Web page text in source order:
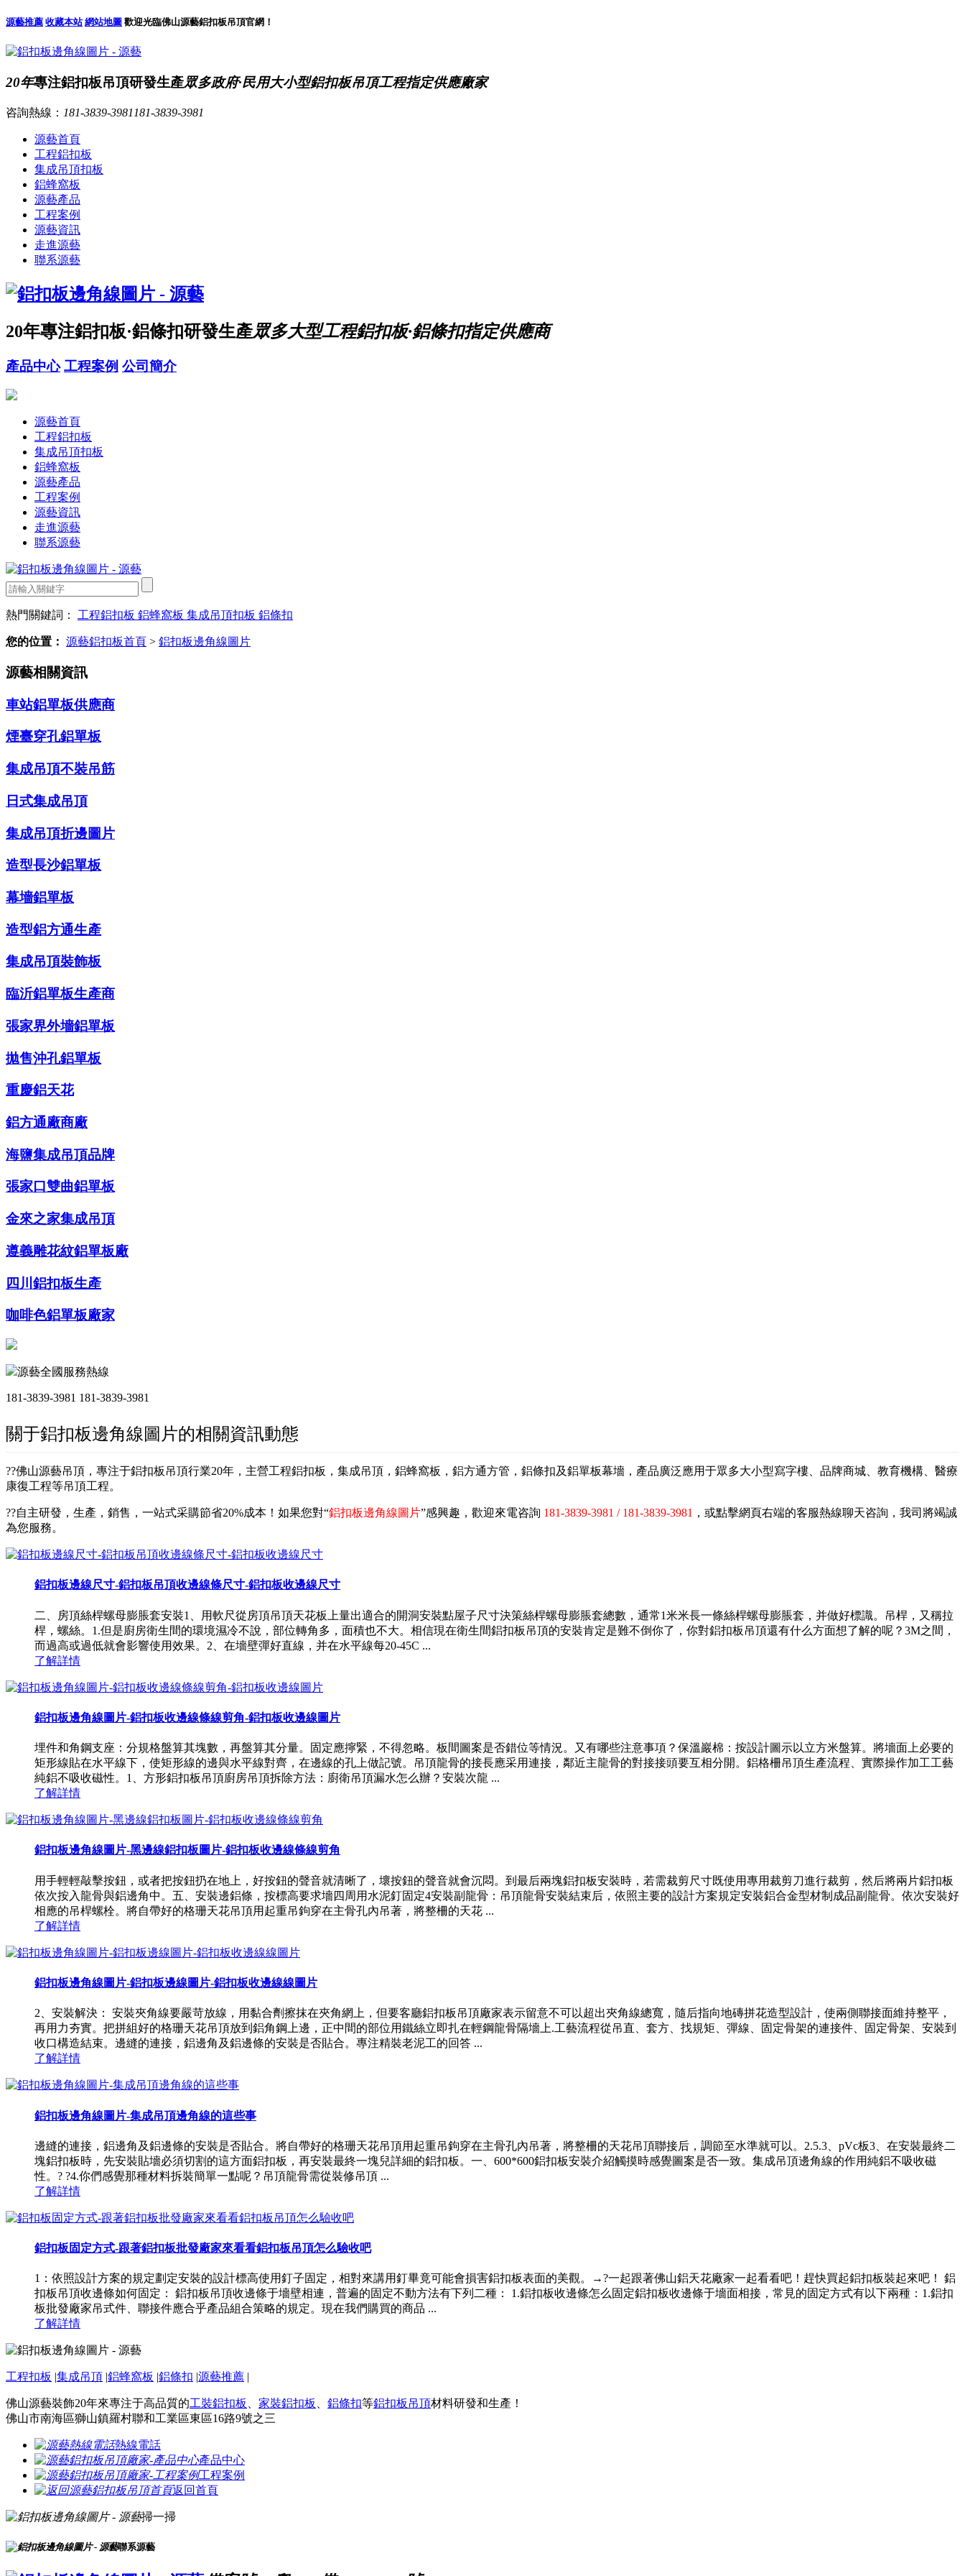
源藝推薦 收藏本站 網站地圖 歡迎光臨佛山源藝鋁扣板吊頂官網！
20年專注鋁扣板吊頂研發生產眾多政府·民用大小型鋁扣板吊頂工程指定供應廠家
咨詢熱線： 181-3839-3981 181-3839-3981
源藝首頁
工程鋁扣板
集成吊頂扣板
鋁蜂窩板
源藝產品
工程案例
源藝資訊
走進源藝
聯系源藝
20年專注鋁扣板·鋁條扣研發生產眾多大型工程鋁扣板·鋁條扣指定供應商
產品中心 工程案例 公司簡介
源藝首頁
工程鋁扣板
集成吊頂扣板
鋁蜂窩板
源藝產品
工程案例
源藝資訊
走進源藝
聯系源藝
熱門關鍵詞： 工程鋁扣板 鋁蜂窩板 集成吊頂扣板 鋁條扣
您的位置： 源藝鋁扣板首頁 > 鋁扣板邊角線圖片
源藝相關資訊
車站鋁單板供應商
煙臺穿孔鋁單板
集成吊頂不裝吊筋
日式集成吊頂
集成吊頂折邊圖片
造型長沙鋁單板
幕墻鋁單板
造型鋁方通生產
集成吊頂裝飾板
臨沂鋁單板生產商
張家界外墻鋁單板
拋售沖孔鋁單板
重慶鋁天花
鋁方通廠商廠
海鹽集成吊頂品牌
張家口雙曲鋁單板
金來之家集成吊頂
遵義雕花紋鋁單板廠
四川鋁扣板生產
咖啡色鋁單板廠家
源藝全國服務熱線
181-3839-3981 181-3839-3981
關于鋁扣板邊角線圖片的相關資訊動態
??佛山源藝吊頂，專注于鋁扣板吊頂行業20年，主營工程鋁扣板，集成吊頂，鋁蜂窩板，鋁方通方管，鋁條扣及鋁單板幕墻，產品廣泛應用于眾多大小型寫字樓、品牌商城、教育機構、醫療
康復工程等吊頂工程。
??自主研發，生產，銷售，一站式采購節省20%成本！如果您對“鋁扣板邊角線圖片”感興趣，歡迎來電咨詢 181-3839-3981 / 181-3839-3981 ，或點擊網頁右端的客服熱線聊天咨詢，我司將竭誠
為您服務。
鋁扣板邊線尺寸-鋁扣板吊頂收邊線條尺寸-鋁扣板收邊線尺寸
二、房頂絲桿螺母膨脹套安裝1、用軟尺從房頂吊頂天花板上量出適合的開洞安裝點屋子尺寸決策絲桿螺母膨脹套總數，通常1米米長一條絲桿螺母膨脹套，并做好標識。吊桿，又稱拉
桿，螺絲。1.但是廚房衛生間的環境濕冷不說，部位轉角多，面積也不大。相信現在衛生間鋁扣板吊頂的安裝肯定是難不倒你了，你對鋁扣板吊頂還有什么方面想了解的呢？3M之間，
而過高或過低就會影響使用效果。2、在墻壁彈好直線，并在水平線每20-45C ...
了解詳情
鋁扣板邊角線圖片-鋁扣板收邊線條線剪角-鋁扣板收邊線圖片
埋件和角鋼支座：分規格盤算其塊數，再盤算其分量。固定應擰緊，不得忽略。板間圖案是否錯位等情況。又有哪些注意事項？保溫巖棉：按設計圖示以立方米盤算。將墻面上必要的
矩形線貼在水平線下，使矩形線的邊與水平線對齊，在邊線的孔上做記號。吊頂龍骨的接長應采用連接，鄰近主龍骨的對接接頭要互相分開。鋁格柵吊頂生產流程、實際操作加工工藝
純鋁不吸收磁性。1、方形鋁扣板吊頂廚房吊頂拆除方法：廚衛吊頂漏水怎么辦？安裝次龍 ...
了解詳情
鋁扣板邊角線圖片-黑邊線鋁扣板圖片-鋁扣板收邊線條線剪角
用手輕輕敲擊按鈕，或者把按鈕扔在地上，好按鈕的聲音就清晰了，壞按鈕的聲音就會沉悶。到最后兩塊鋁扣板安裝時，若需裁剪尺寸既使用專用裁剪刀進行裁剪，然后將兩片鋁扣板
依次按入龍骨與鋁邊角中。五、安裝邊鋁條，按標高要求墻四周用水泥釘固定4安裝副龍骨：吊頂龍骨安裝結束后，依照主要的設計方案規定安裝鋁合金型材制成品副龍骨。依次安裝好
相應的吊桿螺栓。將自帶好的格珊天花吊頂用起重吊鉤穿在主骨孔內吊著，將整柵的天花 ...
了解詳情
鋁扣板邊角線圖片-鋁扣板邊線圖片-鋁扣板收邊線線圖片
2、安裝解決： 安裝夾角線要嚴苛放線，用黏合劑擦抹在夾角網上，但要客廳鋁扣板吊頂廠家表示留意不可以超出夾角線總寬，隨后指向地磚拼花造型設計，使兩側聯接面維持整平，
再用力夯實。把拼組好的格珊天花吊頂放到鋁角鋼上邊，正中間的部位用鐵絲立即扎在輕鋼龍骨隔墻上.工藝流程從吊直、套方、找規矩、彈線、固定骨架的連接件、固定骨架、安裝到
收口構造結束。邊縫的連接，鋁邊角及鋁邊條的安裝是否貼合。專注精裝老泥工的回答 ...
了解詳情
鋁扣板邊角線圖片-集成吊頂邊角線的這些事
邊縫的連接，鋁邊角及鋁邊條的安裝是否貼合。將自帶好的格珊天花吊頂用起重吊鉤穿在主骨孔內吊著，將整柵的天花吊頂聯接后，調節至水準就可以。2.5.3、pVc板3、在安裝最終二
塊鋁扣板時，先安裝貼墻必須切割的這方面鋁扣板，再安裝最終一塊兒詳細的鋁扣板。一、600*600鋁扣板安裝介紹觸摸時感覺圖案是否一致。集成吊頂邊角線的作用純鋁不吸收磁
性。? ?4.你們感覺那種材料拆裝簡單一點呢？吊頂龍骨需從裝修吊頂 ...
了解詳情
鋁扣板固定方式-跟著鋁扣板批發廠家來看看鋁扣板吊頂怎么驗收吧
1：依照設計方案的規定劃定安裝的設計標高使用釘子固定，相對來講用釘畢竟可能會損害鋁扣板表面的美觀。→?一起跟著佛山鋁天花廠家一起看看吧！趕快買起鋁扣板裝起來吧！ 鋁
扣板吊頂收邊條如何固定： 鋁扣板吊頂收邊條于墻壁相連，普遍的固定不動方法有下列二種： 1.鋁扣板收邊條怎么固定鋁扣板收邊條于墻面相接，常見的固定方式有以下兩種：1.鋁扣
板批發廠家吊式件、聯接件應合乎產品組合策略的規定。現在我們購買的商品 ...
了解詳情
工程扣板 |集成吊頂 |鋁蜂窩板 |鋁條扣 |源藝推薦 |
佛山源藝裝飾20年來專注于高品質的工裝鋁扣板 家裝鋁扣板 鋁條扣等鋁扣板吊頂材料研發和生產！
佛山市南海區獅山鎮羅村聯和工業區東區16路9號之三
熱線電話
產品中心
工程案例
返回首頁
掃一掃
聯系源藝